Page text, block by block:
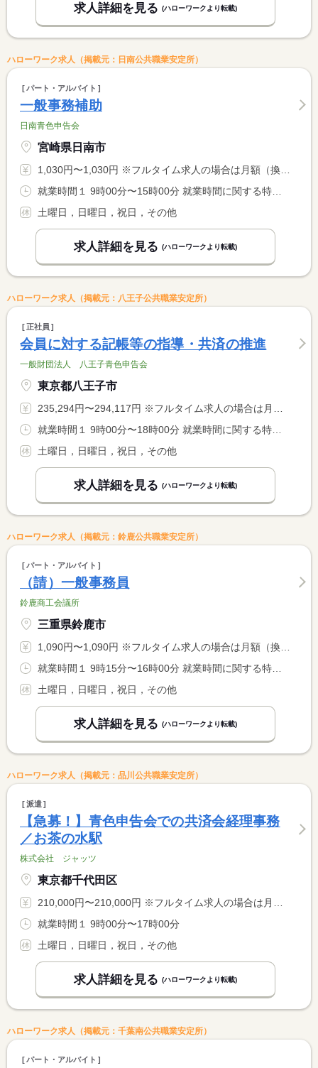
求人詳細を見る (ハローワークより転載)
ハローワーク求人（掲載元：日南公共職業安定所）
パート・アルバイト
一般事務補助
日南青色申告会
宮崎県日南市
1,030円〜1,030円 ※フルタイム求人の場合は月額（換算額）、パート求人の場合は時間額を表示しています。
土曜日，日曜日，祝日，その他
求人詳細を見る (ハローワークより転載)
ハローワーク求人（掲載元：八王子公共職業安定所）
正社員
会員に対する記帳等の指導・共済の推進
一般財団法人 八王子青色申告会
東京都八王子市
235,294円〜294,117円 ※フルタイム求人の場合は月額（換算額）、パート求人の場合は時間額を表示しています。
土曜日，日曜日，祝日，その他
求人詳細を見る (ハローワークより転載)
ハローワーク求人（掲載元：鈴鹿公共職業安定所）
パート・アルバイト
（請）一般事務員
鈴鹿商工会議所
三重県鈴鹿市
1,090円〜1,090円 ※フルタイム求人の場合は月額（換算額）、パート求人の場合は時間額を表示しています。
土曜日，日曜日，祝日，その他
求人詳細を見る (ハローワークより転載)
ハローワーク求人（掲載元：品川公共職業安定所）
派遣
【急募！】青色申告会での共済会経理事務
／お茶の水駅
株式会社 ジャッツ
東京都千代田区
210,000円〜210,000円 ※フルタイム求人の場合は月額（換算額）、パート求人の場合は時間額を表示しています。
就業時間１ 9時00分〜17時00分
土曜日，日曜日，祝日，その他
求人詳細を見る (ハローワークより転載)
ハローワーク求人（掲載元：千葉南公共職業安定所）
パート・アルバイト